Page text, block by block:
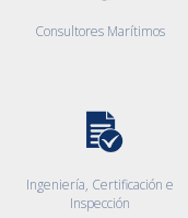
Consultores Marítimos
Ingeniería, Certificación e
Inspección